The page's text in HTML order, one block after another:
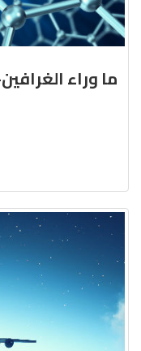
ما وراء